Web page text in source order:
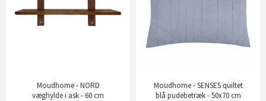
Moudhome - NORD
væghylde i ask - 60 cm
Moudhome - SENSES quiltet
blå pudebetræk - 50x70 cm